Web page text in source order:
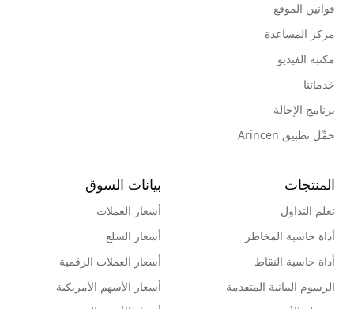
قوانين الموقع
مركز المساعدة
مكتبة الفيديو
خدماتنا
برنامج الإحالة
حمِّل تطبيق Arincen
المنتجات
تعلم التداول
أداة حاسبة المخاطر
أداة حاسبة النقاط
الرسوم البيانية المتقدمة
بيانات السوق
أسعار العملات
أسعار السلع
أسعار العملات الرقمية
أسعار الأسهم الأمريكية